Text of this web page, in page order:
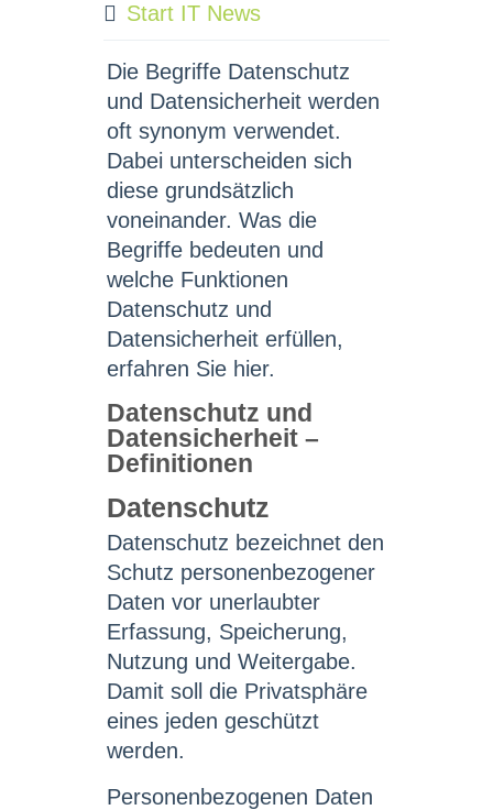
Start IT News
Die Begriffe Datenschutz
und Datensicherheit werden
oft synonym verwendet.
Dabei unterscheiden sich
diese grundsätzlich
voneinander. Was die
Begriffe bedeuten und
welche Funktionen
Datenschutz und
Datensicherheit erfüllen,
erfahren Sie hier.
Datenschutz und
Datensicherheit –
Definitionen
Datenschutz
Datenschutz bezeichnet den
Schutz personenbezogener
Daten vor unerlaubter
Erfassung, Speicherung,
Nutzung und Weitergabe.
Damit soll die Privatsphäre
eines jeden geschützt
werden.
Personenbezogenen Daten